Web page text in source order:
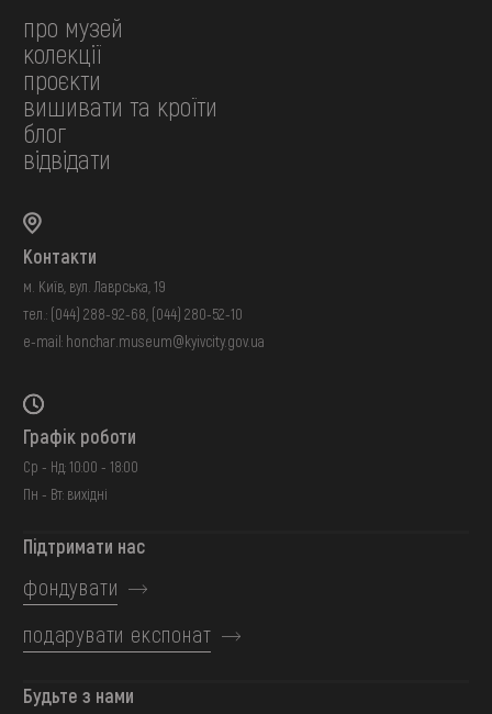
про музей
колекції
проєкти
вишивати та кроїти
блог
відвідати
Контакти
м. Київ, вул. Лаврська, 19
тел.: (044) 288-92-68 (044) 280-52-10
e-mail: honchar.museum@kyivcity.gov.ua
Графік роботи
Ср - Нд: 10:00 - 18:00
Пн - Вт: вихідні
Підтримати нас
фондувати
подарувати експонат
Будьте з нами